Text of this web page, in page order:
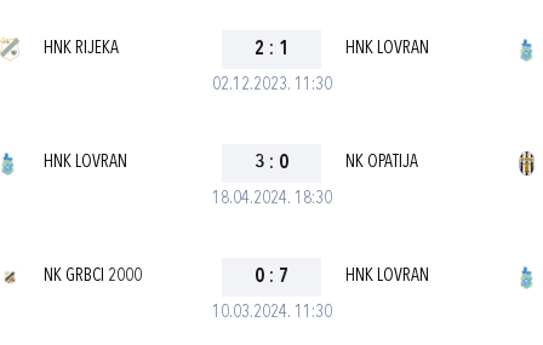
02.12.2023. 11:30
HNK RIJEKA 2 : 1 HNK LOVRAN
18.04.2024. 18:30
HNK LOVRAN 3 : 0 NK OPATIJA
10.03.2024. 11:30
NK GRBCI 2000 0 : 7 HNK LOVRAN